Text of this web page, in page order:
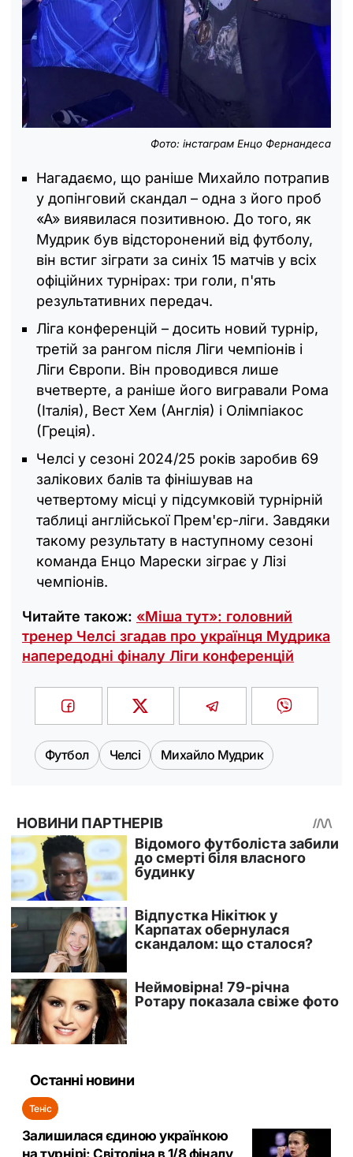
Фото: інстаграм Енцо Фернандеса
Нагадаємо, що раніше Михайло потрапив
у допінговий скандал – одна з його проб
«А» виявилася позитивною. До того, як
Мудрик був відсторонений від футболу,
він встиг зіграти за синіх 15 матчів у всіх
офіційних турнірах: три голи, п'ять
результативних передач.
Ліга конференцій – досить новий турнір,
третій за рангом після Ліги чемпіонів і
Ліги Європи. Він проводився лише
вчетверте, а раніше його вигравали Рома
(Італія), Вест Хем (Англія) і Олімпіакос
(Греція).
Челсі у сезоні 2024/25 років заробив 69
залікових балів та фінішував на
четвертому місці у підсумковій турнірній
таблиці англійської Прем'єр-ліги. Завдяки
такому результату в наступному сезоні
команда Енцо Марески зіграє у Лізі
чемпіонів.
Читайте також: «Міша тут»: головний
тренер Челсі згадав про українця Мудрика
напередодні фіналу Ліги конференцій
Футбол Челсі Михайло Мудрик
Останні новини
Теніс
Залишилася єдиною українкою
на турнірі: Світоліна в 1/8 фіналу